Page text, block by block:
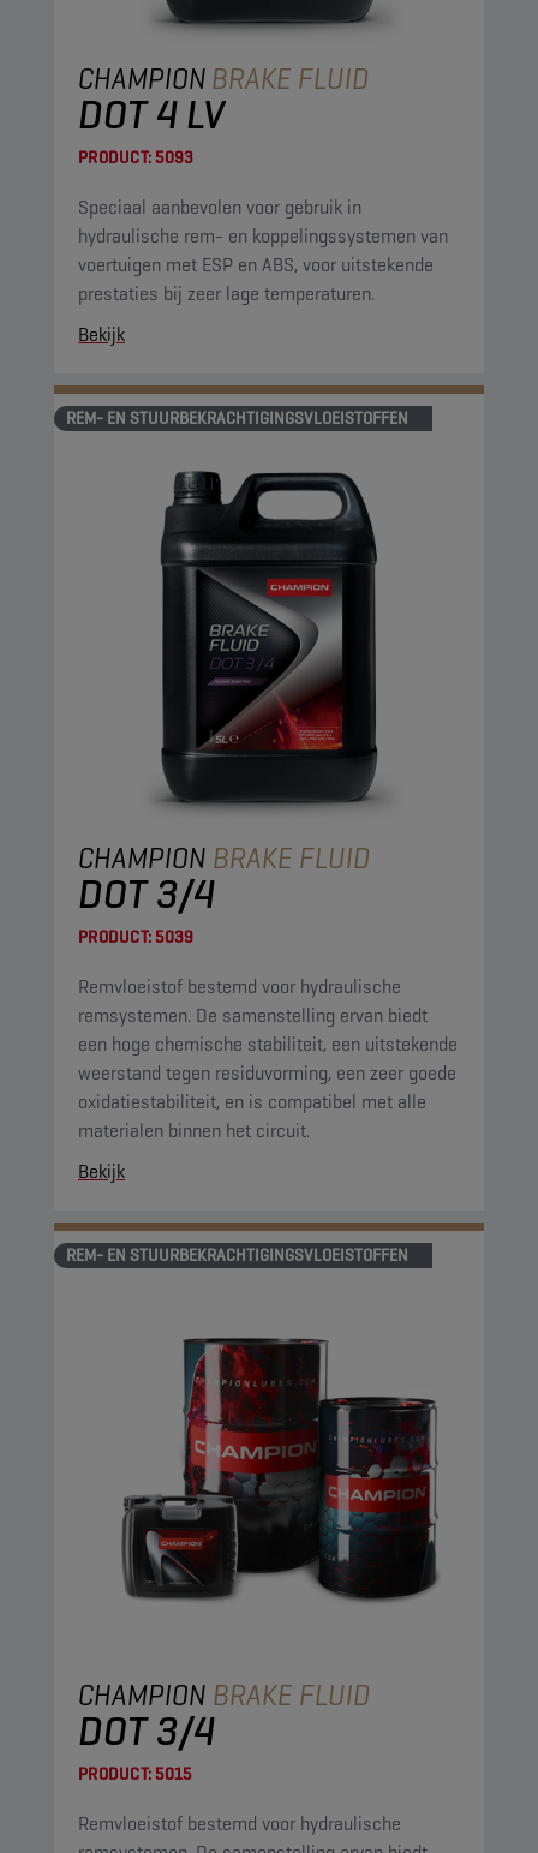
CHAMPIONBRAKE FLUID
DOT 4 LV
PRODUCT:5093
Speciaal aanbevolen voor gebruik in
hydraulische rem- en koppelingssystemen van
voertuigen met ESP en ABS, voor uitstekende
prestaties bij zeer lage temperaturen.
Bekijk
REM- EN STUURBEKRACHTIGINGSVLOEISTOFFEN
CHAMPION BRAKE FLUID
DOT 3/4
PRODUCT:5039
Remvloeistof bestemd voor hydraulische
remsystemen. De samenstelling ervan biedt
een hoge chemische stabiliteit, een uitstekende
weerstand tegen residuvorming, een zeer goede
oxidatiestabiliteit, en is compatibel met alle
materialen binnen het circuit.
Bekijk
REM- EN STUURBEKRACHTIGINGSVLOEISTOFFEN
CHAMPION BRAKE FLUID
DOT 3/4
PRODUCT:5015
Remvloeistof bestemd voor hydraulische